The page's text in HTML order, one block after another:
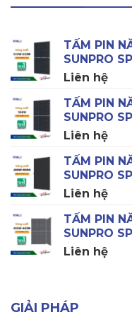
TẤM PIN
SUNPRO
Liên hệ
TẤM PIN
SUNPRO
Liên hệ
TẤM PIN
SUNPRO
Liên hệ
TẤM PIN
SUNPRO
Liên hệ
GIẢI PHÁP